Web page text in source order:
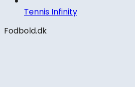
Tennis Infinity
Fodbold.dk